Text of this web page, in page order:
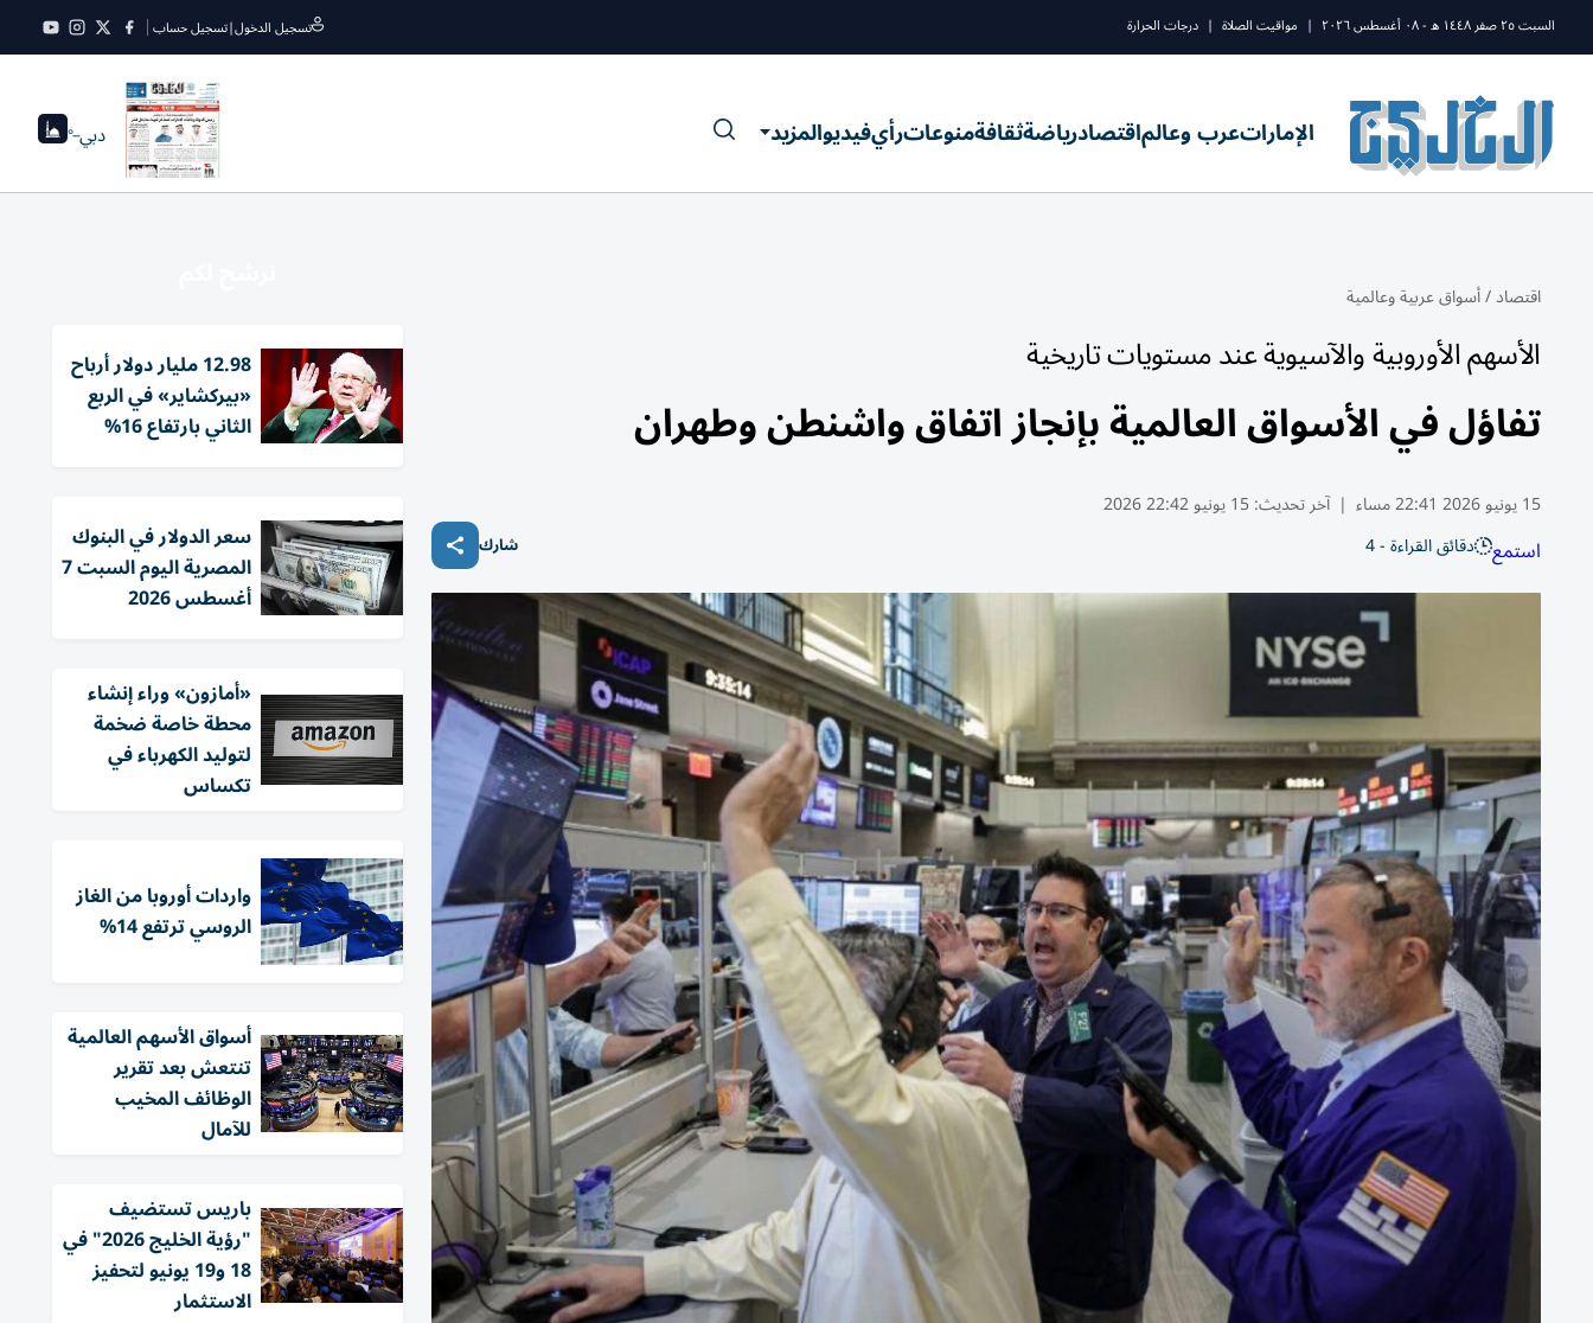
السبت ٢٥ صفر ١٤٤٨ ه - ٠٨ أغسطس ٢٠٢٦ | مواقيت الصلاة | درجات الحرارة تسجيل الدخول|تسجيل حساب
الإماراتعرب وعالماقتصادرياضةثقافةمنوعاترأيفيديوالمزيد دبي--°
اقتصاد/أسواق عربية وعالمية
الأسهم الأوروبية والآسيوية عند مستويات تاريخية
تفاؤل في الأسواق العالمية بإنجاز اتفاق واشنطن وطهران
15 يونيو 2026 22:41 مساء | آخر تحديث:15 يونيو 22:42 2026
استمع دقائق القراءة - 4 شارك
12.98 مليار دولار أرباح
«بيركشاير» في الربع
الثاني بارتفاع 16%
سعر الدولار في البنوك
المصرية اليوم السبت 7
أغسطس 2026
«أمازون» وراء إنشاء
محطة خاصة ضخمة
لتوليد الكهرباء في
تكساس
واردات أوروبا من الغاز
الروسي ترتفع 14%
أسواق الأسهم العالمية
تنتعش بعد تقرير
الوظائف المخيب
للآمال
باريس تستضيف
"رؤية الخليج 2026" في
18 و19 يونيو لتحفيز
الاستثمار